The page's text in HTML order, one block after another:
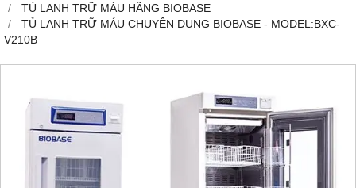
TỦ LẠNH TRỮ MÁU HÃNG BIOBASE
TỦ LẠNH TRỮ MÁU CHUYÊN DỤNG BIOBASE - MODEL:BXC-
V210B